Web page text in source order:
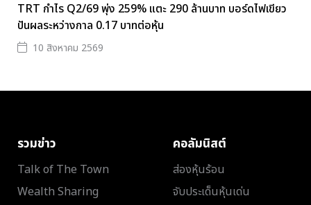
TRT กำไร Q2/69 พุ่ง 259% แตะ 290 ล้านบาท บอร์ดไฟเขียว
ปันผลระหว่างกาล 0.17 บาทต่อหุ้น
10 สิงหาคม 2569
รวมข่าว
Talk of The Town
Wealth Sharing
คอลัมนิสต์
ส่องหุ้นร้อน
จับประเด็นหุ้นเด่น